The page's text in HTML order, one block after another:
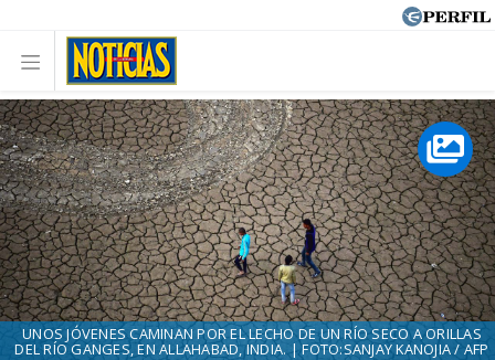
UNOS JÓVENES CAMINAN POR EL LECHO DE UN RÍO SECO A ORILLAS
DEL RÍO GANGES, EN ALLAHABAD, INDIA. | FOTO:SANJAY KANOJIA / AFP